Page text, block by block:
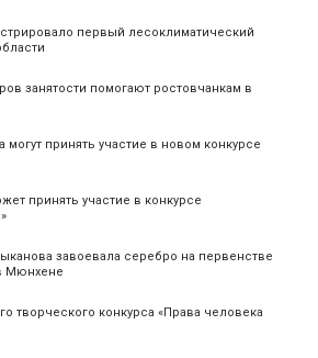
первый лесоклиматический
занятости помогают ростовчанкам в
принять участие в новом конкурсе
принять участие в конкурсе
завоевала серебро на первенстве
Мюнхене
творческого конкурса «Права человека